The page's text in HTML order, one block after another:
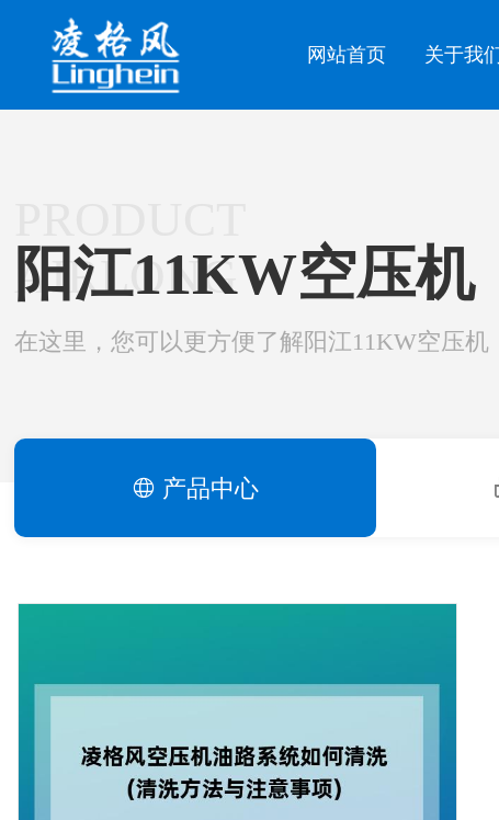
网站首页 关于我
AIRLONG
阳江11KW空压机
在这里，您可以更方便了解阳江11KW空压机
产品中心